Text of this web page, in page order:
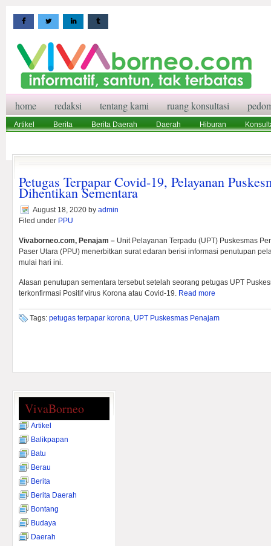
home redaksi tentang kami ruang konsultasi
Artikel Berita Berita Daerah Daerah Hiburan
Petugas Terpapar Covid-19, Pelayanan
Dihentikan Sementara
August 18, 2020 by admin
Filed under PPU
Vivaborneo.com, Penajam – Unit Pelayanan Terpadu (UPT) Puskesmas
Paser Utara (PPU) menerbitkan surat edaran berisi informasi penutupan
mulai hari ini.
Alasan penutupan sementara tersebut setelah seorang petugas UPT
terkonfirmasi Positif virus Korona atau Covid-19. Read more
Tags: petugas terpapar korona, UPT Puskesmas Penajam
VivaBorneo
Artikel
Balikpapan
Batu
Berau
Berita
Berita Daerah
Bontang
Budaya
Daerah